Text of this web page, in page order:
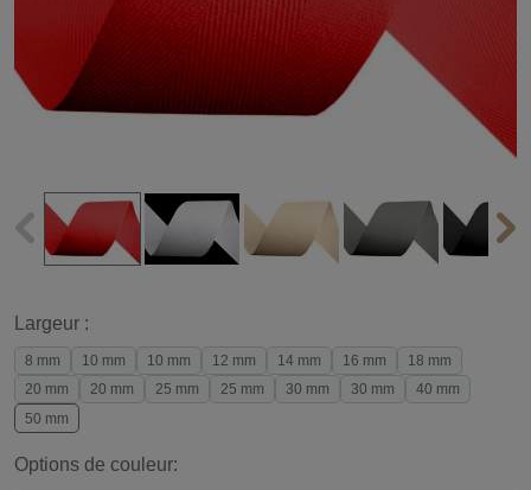
Largeur :
8 mm 10 mm 10 mm 12 mm 14 mm 16 mm
18 mm
20 mm
20 mm 25 mm 25 mm 30 mm 30 mm
40 mm
50 mm
Options de couleur: